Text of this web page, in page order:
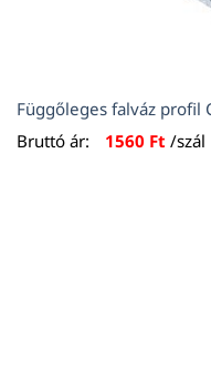
Függőleges falváz profil
Bruttó ár:
1560 Ft /szál